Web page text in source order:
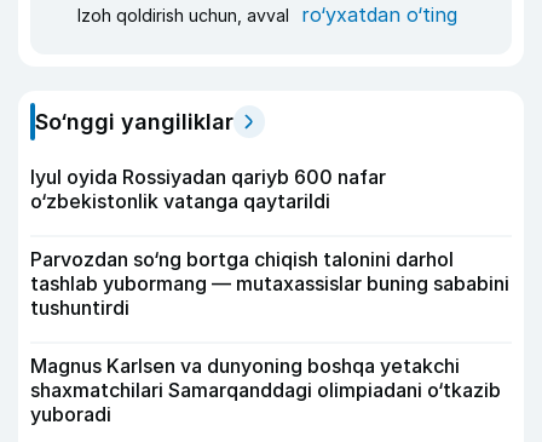
Izoh qoldirish uchun, avval ro‘yxatdan o‘ting
So‘nggi yangiliklar
Iyul oyida Rossiyadan qariyb 600 nafar
o‘zbekistonlik vatanga qaytarildi
Parvozdan so‘ng bortga chiqish talonini darhol
tashlab yubormang — mutaxassislar buning sababini
tushuntirdi
Magnus Karlsen va dunyoning boshqa yetakchi
shaxmatchilari Samarqanddagi olimpiadani o‘tkazib
yuboradi